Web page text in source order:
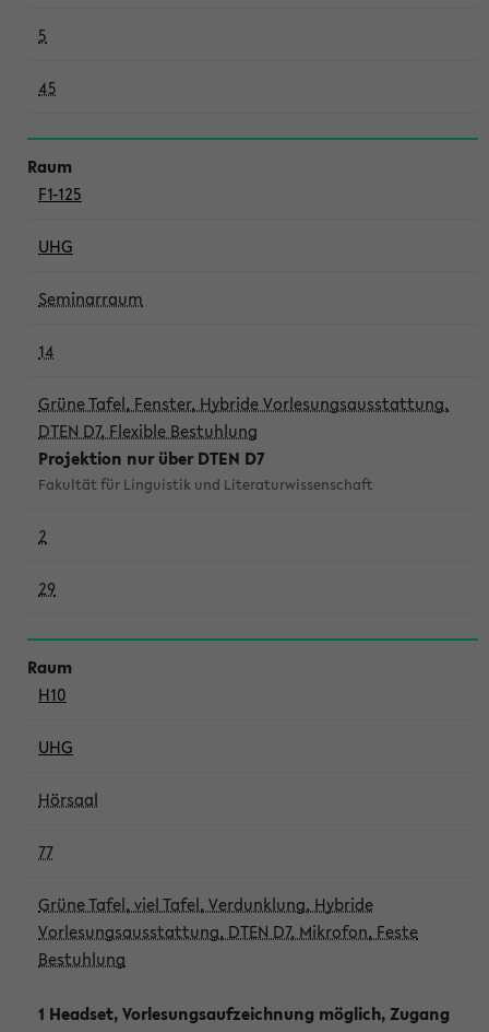
5
45
F1-125
UHG
Seminarraum
14
Grüne Tafel, Fenster, Hybride Vorlesungsausstattung,
DTEN D7, Flexible Bestuhlung
Projektion nur über DTEN D7
Fakultät für Linguistik und Literaturwissenschaft
2
29
H10
UHG
Hörsaal
77
Grüne Tafel, viel Tafel, Verdunklung, Hybride
Vorlesungsausstattung, DTEN D7, Mikrofon, Feste
Bestuhlung
1 Headset, Vorlesungsaufzeichnung möglich, Zugang